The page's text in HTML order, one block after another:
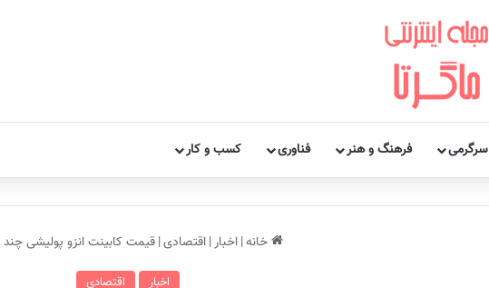
سرگرمی فرهنگ و هنر فناوری کسب و کار
خانه| اخبار| اقتصادی| قیمت کابینت انزو پولیشی
اخبار اقتصادی